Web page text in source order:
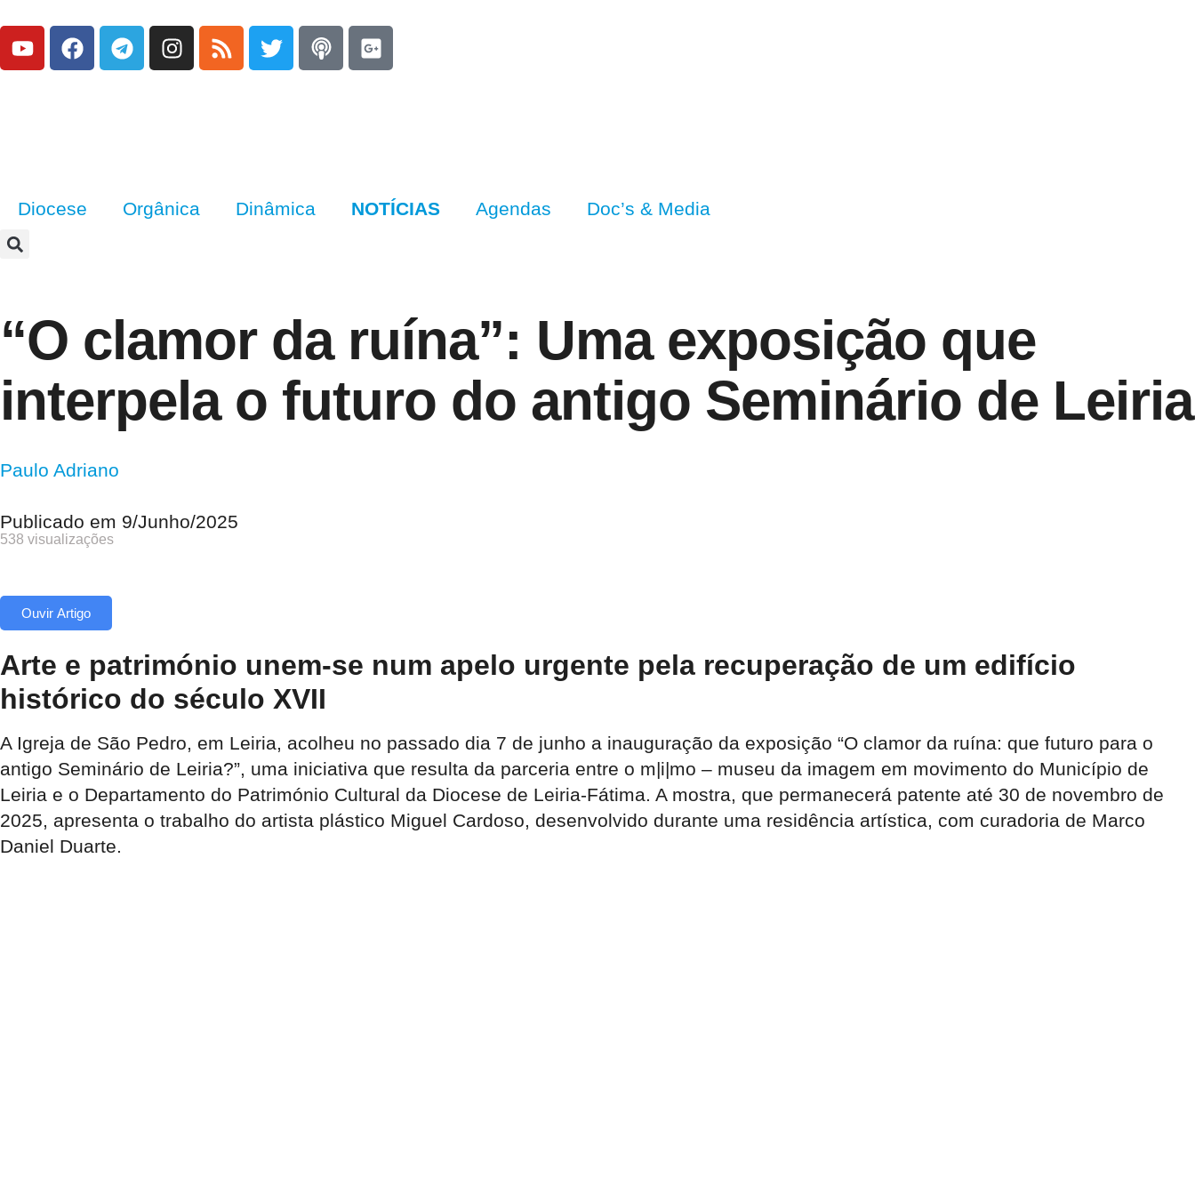
Diocese Orgânica Dinâmica NOTÍCIAS Agendas Doc’s & Media
“O clamor da ruína”: Uma exposição que
interpela o futuro do antigo Seminário de Leiria
Paulo Adriano
Publicado em 9/Junho/2025
538 visualizações
Ouvir Artigo
Arte e património unem-se num apelo urgente pela recuperação de um edifício
histórico do século XVII
A Igreja de São Pedro, em Leiria, acolheu no passado dia 7 de junho a inauguração da exposição “O clamor da ruína: que futuro para o
antigo Seminário de Leiria?”, uma iniciativa que resulta da parceria entre o m|i|mo – museu da imagem em movimento do Município de
Leiria e o Departamento do Património Cultural da Diocese de Leiria-Fátima. A mostra, que permanecerá patente até 30 de novembro de
2025, apresenta o trabalho do artista plástico Miguel Cardoso, desenvolvido durante uma residência artística, com curadoria de Marco
Daniel Duarte.